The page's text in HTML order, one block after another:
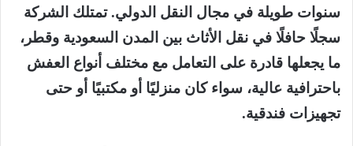
سنوات طويلة في مجال النقل الدولي. تمتلك الشركة
سجلًا حافلًا في نقل الأثاث بين المدن السعودية وقطر،
ما يجعلها قادرة على التعامل مع مختلف أنواع العفش
باحترافية عالية، سواء كان منزليًا أو مكتبيًا أو حتى
تجهيزات فندقية.